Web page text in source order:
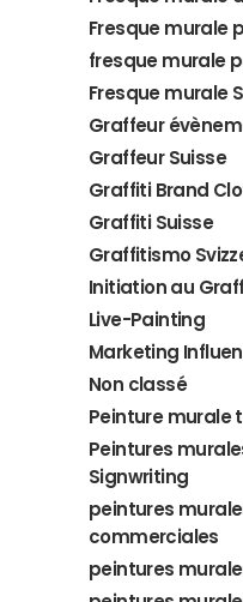
Fresque murale
fresque murale
Fresque murale
Graffeur
Graffeur Suisse
Graffiti Brand
Graffiti Suisse
Graffitismo
Initiation au
Live-Painting
Marketing
Non classé
Peinture murale
Peintures
Signwriting
peintures
commerciales
peintures